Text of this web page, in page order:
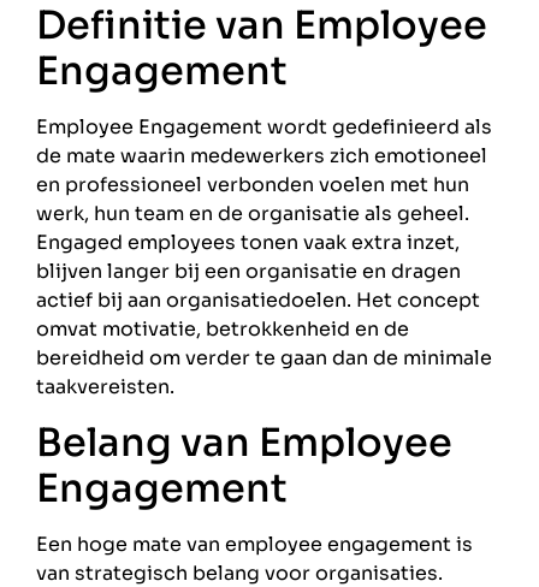
Definitie van Employee
Engagement
Employee Engagement wordt gedefinieerd als
de mate waarin medewerkers zich emotioneel
en professioneel verbonden voelen met hun
werk, hun team en de organisatie als geheel.
Engaged employees tonen vaak extra inzet,
blijven langer bij een organisatie en dragen
actief bij aan organisatiedoelen. Het concept
omvat motivatie, betrokkenheid en de
bereidheid om verder te gaan dan de minimale
taakvereisten.
Belang van Employee
Engagement
Een hoge mate van employee engagement is
van strategisch belang voor organisaties.